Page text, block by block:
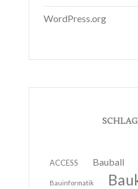
WordPress.org
ACCESS Bauball
Bauinformatik